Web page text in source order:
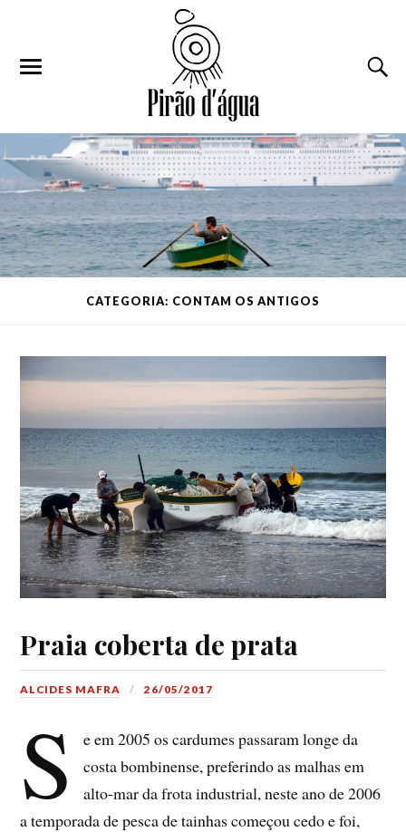
CATEGORIA: CONTAM OS ANTIGOS
Praia coberta de prata
ALCIDES MAFRA 26/05/2017
S
e em 2005 os cardumes passaram longe da
costa bombinense, preferindo as malhas em
alto-mar da frota industrial, neste ano de 2006
a temporada de pesca de tainhas começou cedo e foi,